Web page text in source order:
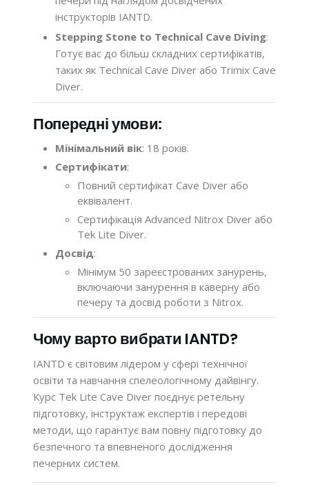
інструкторів IANTD.
Stepping Stone to Technical Cave Diving:
Готує вас до більш складних сертифікатів,
таких як Technical Cave Diver або Trimix Cave
Diver.
Попередні умови:
Мінімальний вік: 18 років.
Сертифікати:
Повний сертифікат Cave Diver або
еквівалент.
Сертифікація Advanced Nitrox Diver або
Tek Lite Diver.
Досвід:
Мінімум 50 зареєстрованих занурень,
включаючи занурення в каверну або
печеру та досвід роботи з Nitrox.
Чому варто вибрати IANTD?
IANTD є світовим лідером у сфері технічної
освіти та навчання спелеологічному дайвінгу.
Курс Tek Lite Cave Diver поєднує ретельну
підготовку, інструктаж експертів і передові
методи, що гарантує вам повну підготовку до
безпечного та впевненого дослідження
печерних систем.